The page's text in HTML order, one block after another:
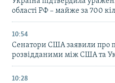
області РФ – майже за 700
10:54
Сенатори США заявили про
розвідданими між США та
10:28